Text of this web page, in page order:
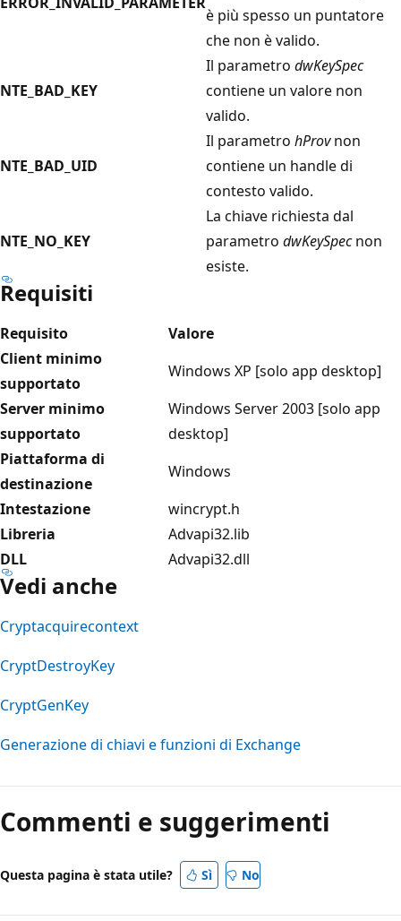
è più spesso un puntatore
che non è valido.
NTE_BAD_KEY
Il parametro dwKeySpec
contiene un valore non
valido.
NTE_BAD_UID
Il parametro hProvnon
contiene un handle di
contesto valido.
NTE_NO_KEY
La chiave richiesta dal
parametro dwKeySpecnon
esiste.
Requisiti
Requisito
Valore
Client minimo
supportato
Windows XP [solo app desktop]
Server minimo
supportato
Windows Server 2003 [solo app
desktop]
Piattaforma di
destinazione
Windows
Intestazione
wincrypt.h
Libreria
Advapi32.lib
DLL
Advapi32.dll
Vedi anche
Cryptacquirecontext
CryptDestroyKey
CryptGenKey
Generazione di chiavi e funzioni di Exchange
di
lettura
Commenti e suggerimenti
Questa pagina è stata utile? Sì No